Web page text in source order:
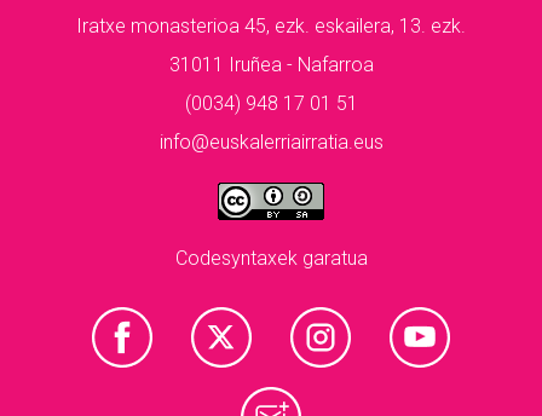
Iratxe monasterioa 45, ezk. eskailera, 13. ezk.
31011 Iruñea - Nafarroa
(0034) 948 17 01 51
info@euskalerriairratia.eus
Codesyntaxek garatua